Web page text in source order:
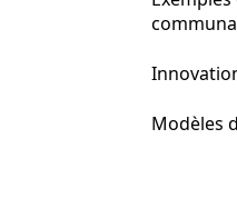
Modèles